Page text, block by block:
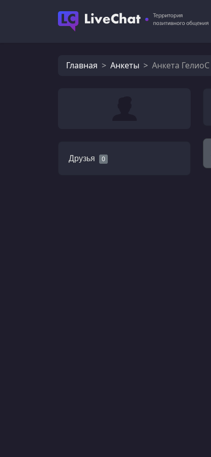
Главная Анкеты Анкета ГелиоС
Друзья 0